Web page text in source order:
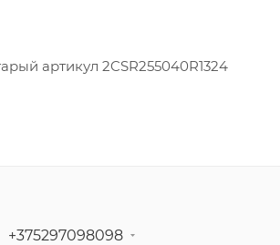
артикул 2CSR255040R1324
+375297098098